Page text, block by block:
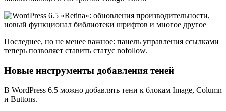
Последнее, но не менее важное: панель управления ссылками
теперь позволяет ставить статус nofollow.
Новые инструменты добавления теней
В WordPress 6.5 можно добавлять тени к блокам Image, Column
и Buttons.